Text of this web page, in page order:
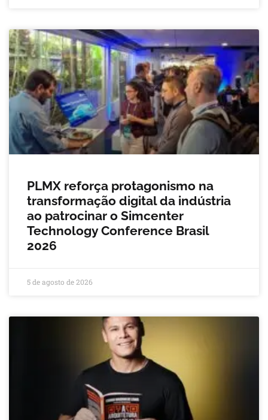
PLMX reforça protagonismo na
transformação digital da indústria
ao patrocinar o Simcenter
Technology Conference Brasil
2026
5 de agosto de 2026